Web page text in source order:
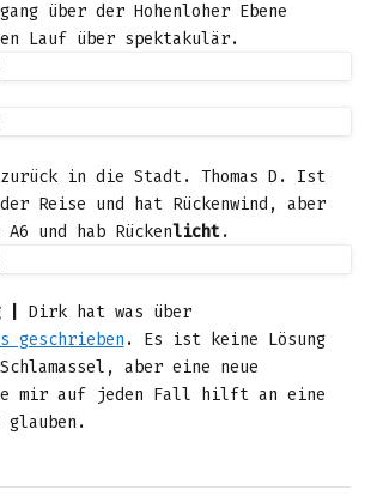
über der Hohenloher Ebene
Lauf über spektakulär.
zurück in die Stadt. Thomas D. Ist
Reise und hat Rückenwind, aber
und hab Rückenlicht.
Dirk hat was über
geschrieben . Es ist keine Lösung
aber eine neue
mir auf jeden Fall hilft an eine